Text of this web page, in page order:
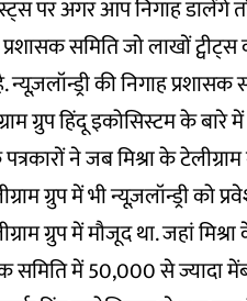
पर अगर आप निगाह डालेंगे
समिति जो लाखों
न्यूज़लॉन्ड्री की निगाह
ग्रुप हिंदू इकोसिस्टम के
ने जब मिश्रा के
ग्रुप में भी न्यूज़लॉन्ड्री को
ग्रुप में मौजूद था. जहां
समिति में 50,000 से ज्यादा